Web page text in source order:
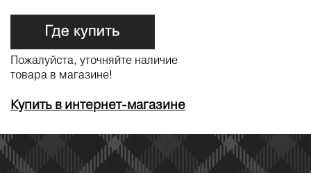
Пожалуйста, уточняйте наличие
товара в магазине!
Купить в интернет-магазине